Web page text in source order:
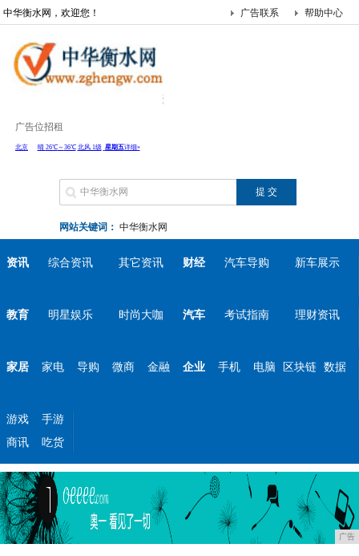
中华衡水网，欢迎您！ 帮助中心
广告联系
广告位招租
网站关键词： 中华衡水网
资讯 综合资讯 其它资讯 财经 汽车导购 新车展示
教育 明星娱乐 时尚大咖 汽车 考试指南 理财资讯
家居 家电 导购 微商 金融 企业 手机 电脑 区块链 数据
游戏
手游
商讯
吃货
广告